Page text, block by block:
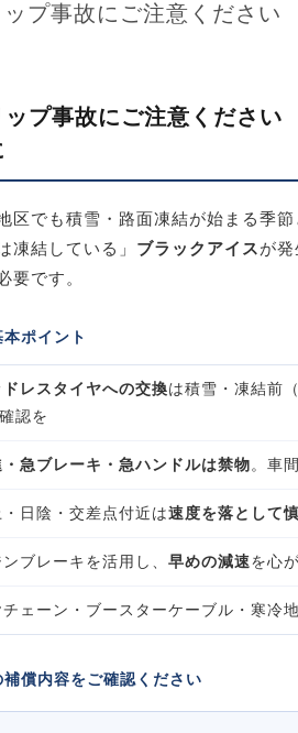
ップ事故にご注意ください
ップ事故にご注意くださ
区でも積雪・路面凍結が始まる季
凍結している」 ブラックアイスが
要です。
ポイント
ドレスタイヤへの交換は積雪・凍結前
認を
急ブレーキ・急ハンドルは禁物。車
日陰・交差点付近は速度を落として
ブレーキを活用し、 早めの減速を心
チェーン・ブースターケーブル・寒冷
補償内容をご確認ください